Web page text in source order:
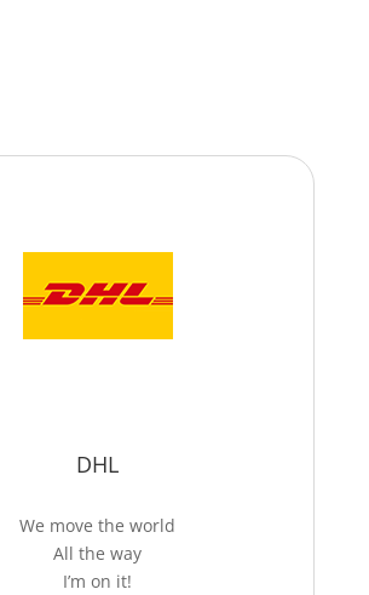
DHL
We move the world
All the way
I’m on it!